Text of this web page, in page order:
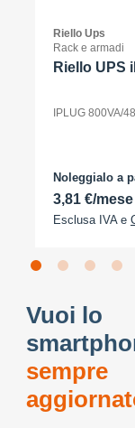
Riello Ups
Rack e armadi
Riello UPS
IPLUG 800VA/
Noleggialo a
3,81 €/mese
Esclusa IVA e
Vuoi lo
sempre